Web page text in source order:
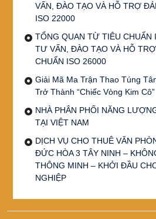
VẤN, ĐÀO TẠO VÀ HỖ TRỢ
ISO 22000
TỔNG QUAN TỪ TIÊU CHUẨN
TƯ VẤN, ĐÀO TẠO VÀ HỖ
CHUẨN ISO 26000
Giải Mã Ma Trận Thao Túng
Trở Thành “Chiếc Vòng Kim Cô”
NHÀ PHÂN PHỐI NĂNG
TẠI VIỆT NAM
DỊCH VỤ CHO THUÊ VĂN
ĐỨC HÒA 3 TÂY NINH –
THÔNG MINH – KHỞI ĐẦU
NGHIỆP